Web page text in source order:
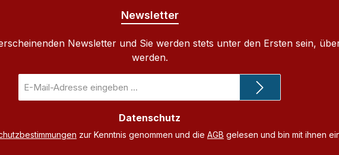
Newsletter
Newsletter und Sie werden stets unter den Ersten sein,
werden.
Mail-
Datenschutz
zur Kenntnis genommen und die AGB gelesen und bin mit ihnen